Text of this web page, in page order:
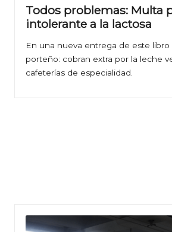
Todos problemas: Multa
intolerante a la lactosa
En una nueva entrega de este libro
porteño: cobran extra por la leche
cafeterías de especialidad.